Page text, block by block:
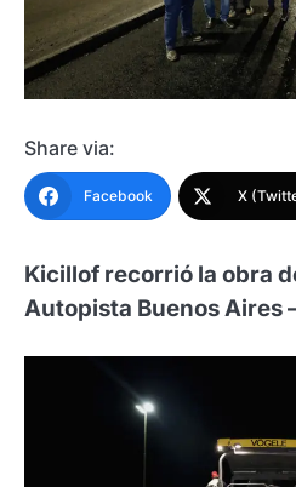
Share via:
Facebook X
Kicillof recorrió la obra
Autopista Buenos Aires